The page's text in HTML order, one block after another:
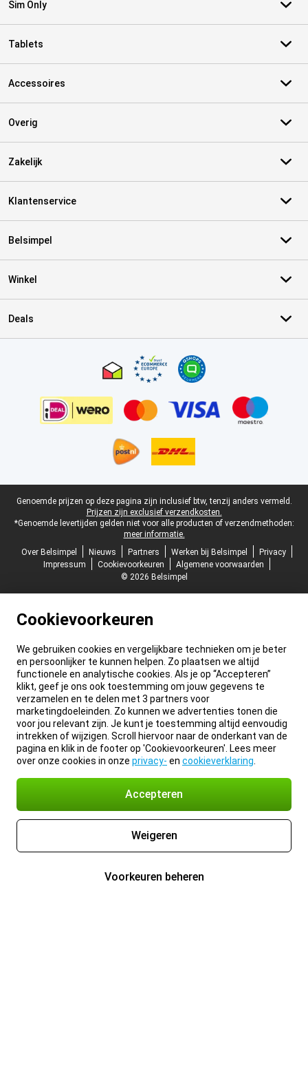
Sim Only
Tablets
Accessoires
Overig
Zakelijk
Klantenservice
Belsimpel
Winkel
Deals
Juridische voettekst
Genoemde prijzen op deze pagina zijn inclusief btw, tenzij anders vermeld.
Prijzen zijn exclusief verzendkosten.
*Genoemde levertijden gelden niet voor alle producten of verzendmethoden:
meer informatie.
Over Belsimpel
Nieuws Partners Werken bij Belsimpel
Privacy
Impressum
Cookievoorkeuren
Algemene voorwaarden
© 2026 Belsimpel
Cookievoorkeuren
We gebruiken cookies en vergelijkbare technieken om je beter
en persoonlijker te kunnen helpen. Zo plaatsen we altijd
functionele en analytische cookies. Als je op “Accepteren”
klikt, geef je ons ook toestemming om jouw gegevens te
verzamelen en te delen met 3 partners voor
marketingdoeleinden. Zo kunnen we advertenties tonen die
voor jou relevant zijn. Je kunt je toestemming altijd eenvoudig
intrekken of wijzigen. Scroll hiervoor naar de onderkant van de
pagina en klik in de footer op 'Cookievoorkeuren'. Lees meer
over onze cookies in onze privacy- en cookieverklaring
Accepteren
Weigeren
Voorkeuren beheren